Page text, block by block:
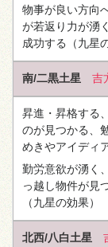
物事が良い方向
が若返り力が湧
成功する （九星
南/二黒土星 吉
昇進・昇格する
のが見つかる、
めきやアイディ
勤労意欲が湧く
っ越し物件が見
（九星の効果）
北西/八白土星